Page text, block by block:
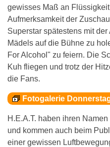
gewisses Maß an
Aufmerksamkeit der
Superstar spätestens mit
Mädels auf die Bühne zu
For Alcohol" zu feiern. Die
Kuh fliegen und trotz der
die Fans.
Fotogalerie
H.E.A.T. haben ihren
und kommen auch beim
einer gewissen